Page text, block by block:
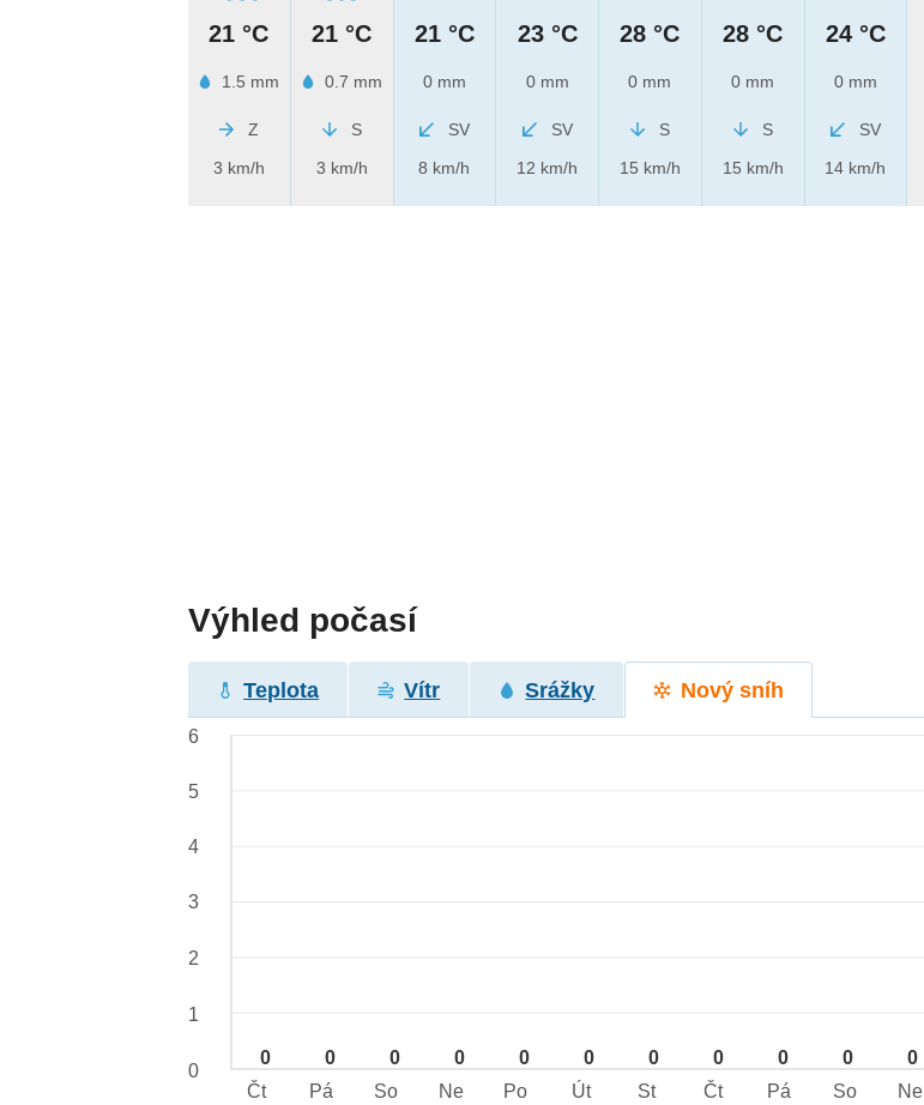
21 °C
1.5 mm
Z
3 km/h
21 °C
0.7 mm
S
3 km/h
21 °C
0 mm
SV
8 km/h
23 °C
0 mm
SV
12 km/h
28 °C
0 mm
S
15 km/h
28 °C
0 mm
S
15 km/h
24 °C
0 mm
SV
14 km/h
Výhled počasí
Teplota Vítr Srážky Nový sníh
0 0 0 0 0 0 0 0 0 0 0
6
5
4
3
2
1
0
Čt
Pá So Ne Po Út St Čt Pá So Ne